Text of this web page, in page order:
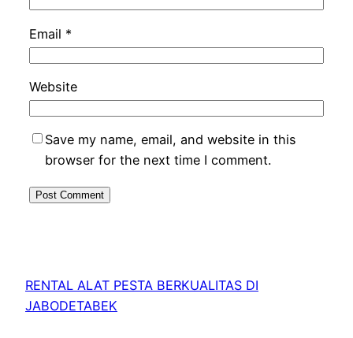
Email *
Website
Save my name, email, and website in this
browser for the next time I comment.
RENTAL ALAT PESTA BERKUALITAS DI
JABODETABEK